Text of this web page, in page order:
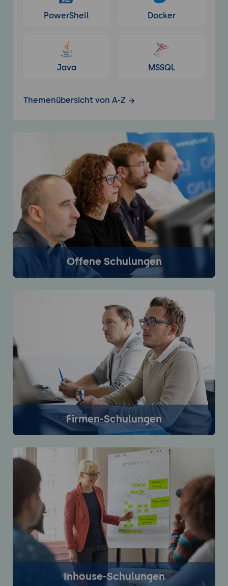
PowerShell Docker
Java MSSQL
Themenübersicht von A-Z
Offene Schulungen
Schulungen finden im Seminarzentrum der GFU statt.
Bei der offenen Online-Schulung lernen Sie bequem
von zuhause aus.
Mehr Infos
Firmen-Schulungen
statt, können aber auch als Online-Schulung gebucht
werden. Termin und Seminarinhalte werden auf Ihre
Anforderungen angepasst.
Mehr Infos
Inhouse-Schulungen